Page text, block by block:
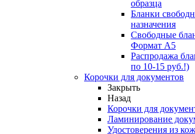
образца
Бланки
назначения
Свободные
Формат А5
Распродажа
по 10-15 руб.!)
Корочки для документов
Закрыть
Назад
Корочки для
Ламинирование
Удостоверения из